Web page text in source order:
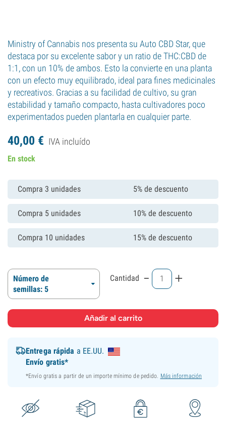
Ministry of Cannabis nos presenta su Auto CBD Star, que
destaca por su excelente sabor y un ratio de THC:CBD de
1:1, con un 10% de ambos. Esto la convierte en una planta
con un efecto muy equilibrado, ideal para fines medicinales
y recreativos. Gracias a su facilidad de cultivo, su gran
estabilidad y tamaño compacto, hasta cultivadores poco
experimentados pueden plantarla en cualquier parte.
40,00 € IVA incluído
En stock
Compra 3 unidades 5% de descuento
Compra 5 unidades 10% de descuento
Compra 10 unidades 15% de descuento
Número de
semillas: 5
Cantidad - +
Entrega rápida a EE.UU.
Envío gratis*
*Envío gratis a partir de un importe mínimo de pedido. Más información